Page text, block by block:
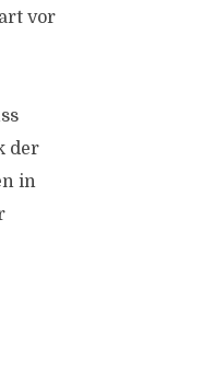
vor
der
in